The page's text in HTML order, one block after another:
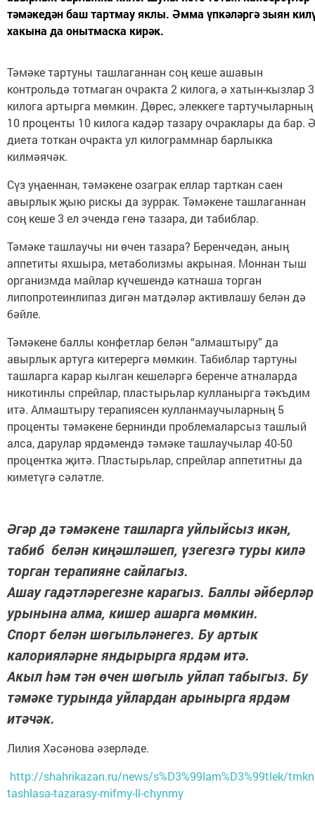
тәмәкедән баш тартмау яклы. Әмма үпкәләргә зыян
хакына да онытмаска кирәк.
Тәмәке тартуны ташлаганнан соң кеше ашавын
контрольдә тотмаган очракта 2 килога, ә хатын-кызлар 3
килога артырга мөмкин. Дөрес, элеккеге тартучыларның
10 проценты 10 килога кадәр тазару очраклары да бар. Ә
диета тоткан очракта ул килограммнар барлыкка
килмәячәк.
Сүз уңаеннан, тәмәкене озаграк еллар тарткан саен
авырлык җыю рискы да зуррак. Тәмәкене ташлаганнан
соң кеше 3 ел эчендә генә тазара, ди табиблар.
Тәмәке ташлаучы ни өчен тазара? Беренчедән, аның
аппетиты яхшыра, метаболизмы акрыная. Моннан тыш
организмда майлар күчешендә катнаша торган
липопротеинлипаз дигән матдәләр активлашу белән дә
бәйле.
Тәмәкене баллы конфетлар белән “алмаштыру” да
авырлык артуга китерергә мөмкин. Табиблар тартуны
ташларга карар кылган кешеләргә беренче атналарда
никотинлы спрейлар, пластырьлар кулланырга тәкъдим
итә. Алмаштыру терапиясен кулланмаучыларның 5
проценты тәмәкене бернинди проблемаларсыз ташлый
алса, дарулар ярдәмендә тәмәке ташлаучылар 40-50
процентка җитә. Пластырьлар, спрейлар аппетитны да
киметүгә сәләтле.
Әгәр дә тәмәкене ташларга уйлыйсыз икән,
табиб белән киңәшләшеп, үзегезгә туры килә
торган терапияне сайлагыз.
Ашау гадәтләрегезне карагыз. Баллы әйберләр
урынына алма, кишер ашарга мөмкин.
Спорт белән шөгыльләнегез. Бу артык
калорияләрне яндырырга ярдәм итә.
Акыл һәм тән өчен шөгыль уйлап табыгыз. Бу
тәмәке турында уйлардан арынырга ярдәм
итәчәк.
Лилия Хәсәнова әзерләде.
http://shahrikazan.ru/news/s%D3%99lam%D3%99tlek/
tashlasa-tazarasy-mifmy-ll-chynmy